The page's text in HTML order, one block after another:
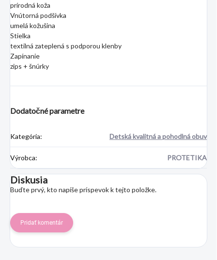
prírodná koža
Vnútorná podšívka
umelá kožušina
Stielka
textilná zateplená s podporou klenby
Zapínanie
zips + šnúrky
Dodatočné parametre
Kategória: Detská kvalitná a pohodlná obuv
Výrobca: PROTETIKA
Diskusia
Buďte prvý, kto napíše príspevok k tejto položke.
Pridať komentár